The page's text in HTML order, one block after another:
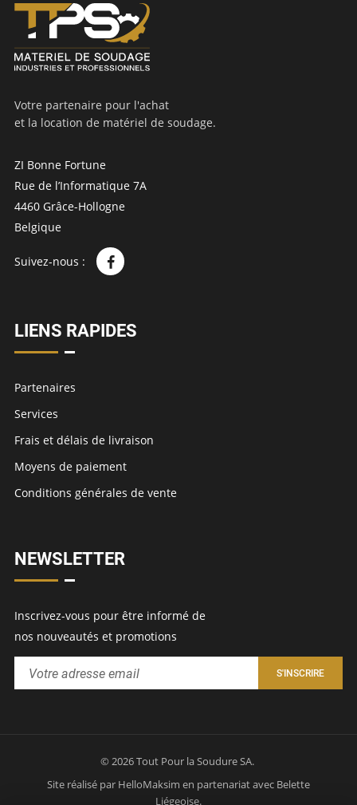
Votre partenaire pour l'achat
et la location de matériel de soudage.
ZI Bonne Fortune
Rue de l’Informatique 7A
4460 Grâce-Hollogne
Belgique
Suivez-nous :
LIENS RAPIDES
Partenaires
Services
Frais et délais de livraison
Moyens de paiement
Conditions générales de vente
NEWSLETTER
Inscrivez-vous pour être informé de
nos nouveautés et promotions
© 2026 Tout Pour la Soudure SA.
Site réalisé par HelloMaksim en partenariat avec Belette
Liégeoise.